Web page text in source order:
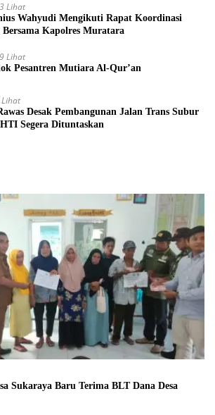
Lihat
Wahyudi Mengikuti Rapat Koordinasi
Kapolres Muratara
Lihat
Pesantren Mutiara Al-Qur’an
Desak Pembangunan Jalan Trans Subur
Segera Dituntaskan
Sukaraya Baru Terima BLT Dana Desa